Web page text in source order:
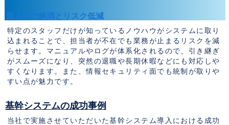
属人化の解消とリスク低減
特定のスタッフだけが知っているノウハウがシステムに取り
込まれることで、担当者が不在でも業務が止まるリスクを減
らせます。マニュアルやログが体系化されるので、引き継ぎ
がスムーズになり、突然の退職や長期休暇などにも対応しや
すくなります。また、情報セキュリティ面でも統制が取りや
すい点が魅力です。
基幹システムの成功事例
当社で実施させていただいた基幹システム導入における成功